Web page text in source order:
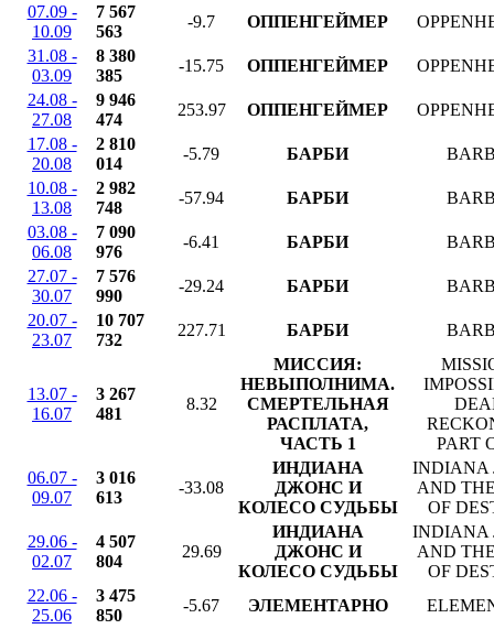
07.09 -
10.09
7 567
563
-9.7 ОППЕНГЕЙМЕР
31.08 -
03.09
8 380
385
-15.75 ОППЕНГЕЙМЕР
24.08 -
27.08
9 946
474
253.97 ОППЕНГЕЙМЕР
17.08 -
20.08
2 810
014
-5.79 БАРБИ
10.08 -
13.08
2 982
748
-57.94 БАРБИ
03.08 -
06.08
7 090
976
-6.41 БАРБИ
27.07 -
30.07
7 576
990
-29.24 БАРБИ
20.07 -
23.07
10 707
732
227.71 БАРБИ
13.07 -
16.07
3 267
481
8.32
МИССИЯ:
НЕВЫПОЛНИМА.
СМЕРТЕЛЬНАЯ
РАСПЛАТА,
ЧАСТЬ 1
PART
06.07 -
09.07
3 016
613
-33.08
ИНДИАНА
ДЖОНС И
КОЛЕСО СУДЬБЫ
INDIANA
AND
OF
29.06 -
02.07
4 507
804
29.69
ИНДИАНА
ДЖОНС И
КОЛЕСО СУДЬБЫ
INDIANA
AND
OF
22.06 -
25.06
3 475
850
-5.67 ЭЛЕМЕНТАРНО